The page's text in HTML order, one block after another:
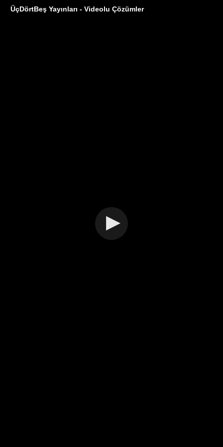
ÜçDörtBeş Yayınları - Videolu Çözümler